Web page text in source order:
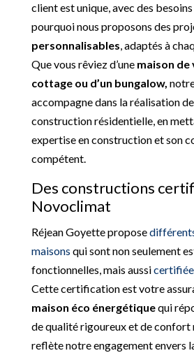
client est unique, avec des
pourquoi nous proposons des
personnalisables, adaptés à
Que vous rêviez d’une maison de
cottage ou d’un bungalow,
accompagne dans la réalisation
construction résidentielle, en
expertise en construction et son
compétent.
Des constructions
Novoclimat
Réjean Goyette propose
maisons qui sont non seulement
fonctionnelles, mais aussi
Cette certification est votre
maison éco énergétiquequi
de qualité rigoureux et de confort
reflète notre engagement envers